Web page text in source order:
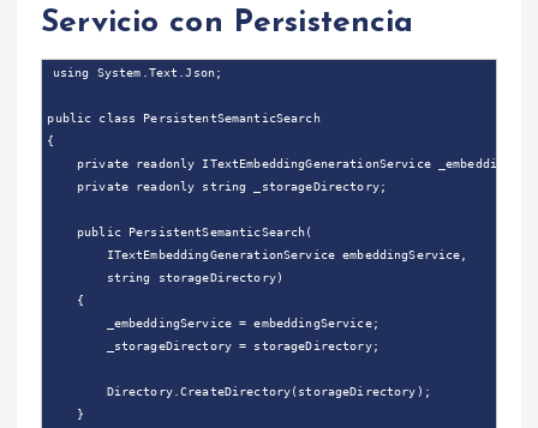
Servicio con Persistencia
using System.Text.Json;
public class PersistentSemanticSearch
{
private readonly ITextEmbeddingGenerationService
    private readonly string _storageDirectory;
    public PersistentSemanticSearch(
        ITextEmbeddingGenerationService embeddingService,
        string storageDirectory)
    {
        _embeddingService = embeddingService;
        _storageDirectory = storageDirectory;
        Directory.CreateDirectory(storageDirectory);
    }